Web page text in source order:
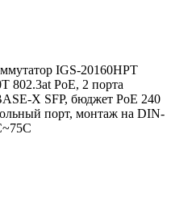
IGS-20160HPT
802.3at PoE, 2 порта
X SFP, бюджет PoE 240
порт, монтаж на DIN-